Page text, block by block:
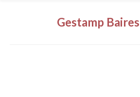
Gestamp Baires